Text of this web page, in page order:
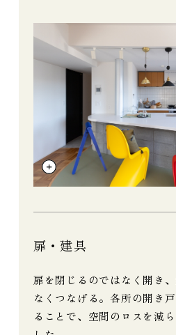
扉・建具
扉を閉じるのではなく開き
なくつなげる。各所の開き
ることで、空間のロスを減